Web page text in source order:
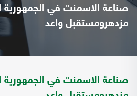
صناعة الاسمنت في الجمهورية
مزدهرومستقبل واعد
صناعة الاسمنت في الجمهورية